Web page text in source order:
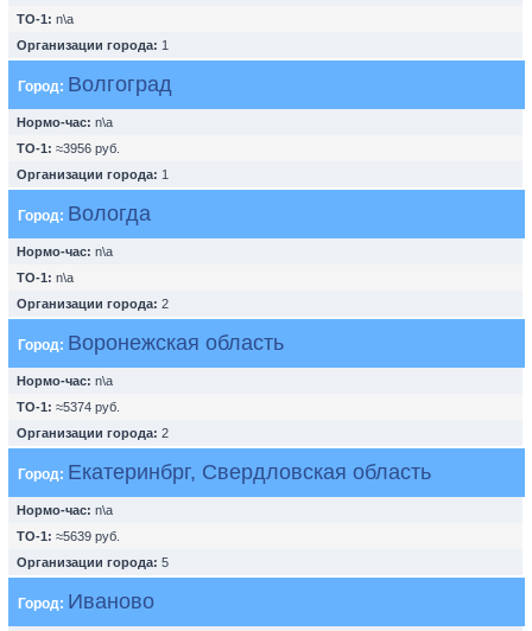
ТО-1: n\a
Организации города: 1
Город: Волгоград
Нормо-час: n\a
ТО-1: ≈3956 руб.
Организации города: 1
Город: Вологда
Нормо-час: n\a
ТО-1: n\a
Организации города: 2
Город: Воронежская область
Нормо-час: n\a
ТО-1: ≈5374 руб.
Организации города: 2
Город: Екатеринбрг, Свердловская область
Нормо-час: n\a
ТО-1: ≈5639 руб.
Организации города: 5
Город: Иваново